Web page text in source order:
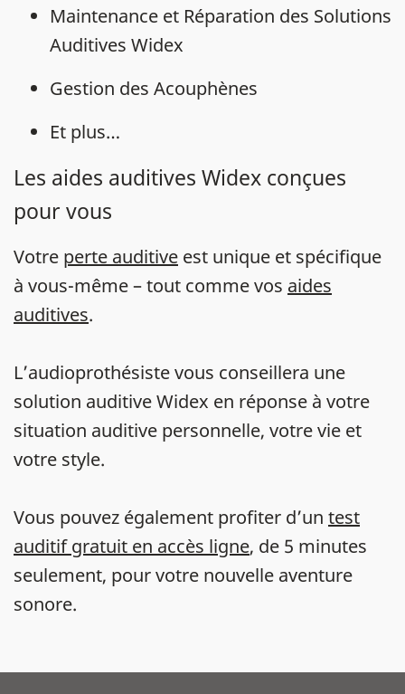
Maintenance et Réparation des Solutions
Auditives Widex
Gestion des Acouphènes
Et plus…
Les aides auditives Widex conçues
pour vous
Votre perte auditive est unique et spécifique
à vous-même – tout comme vos aides
auditives.
L’audioprothésiste vous conseillera une
solution auditive Widex en réponse à votre
situation auditive personnelle, votre vie et
votre style.
Vous pouvez également profiter d’un test
auditif gratuit en accès ligne, de 5 minutes
seulement, pour votre nouvelle aventure
sonore.